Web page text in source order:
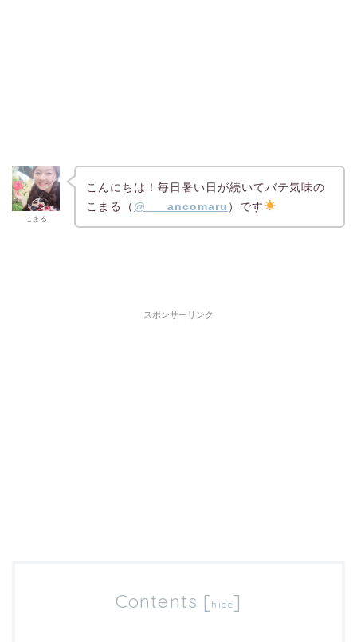
こまる
こんにちは！毎日暑い日が続いてバテ気味の
こまる（ @ ___ancomaru ）です
スポンサーリンク
Contents [ hide]